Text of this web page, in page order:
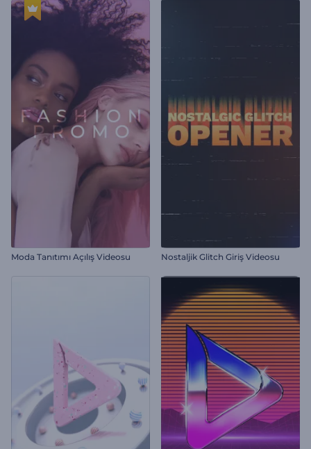
Moda Tanıtımı Açılış Videosu Nostaljik Glitch Giriş Videosu